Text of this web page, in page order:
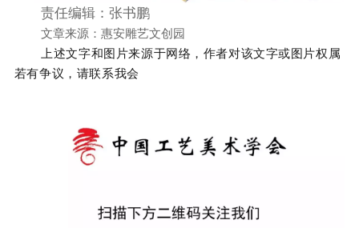
责任编辑：张书鹏
文章来源：惠安雕艺文创园
上述文字和图片来源于网络，作者对该文字或图片权属
若有争议，请联系我会